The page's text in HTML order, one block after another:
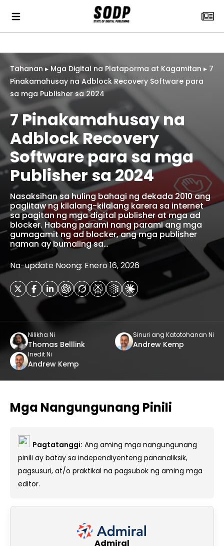
Tahanan ▸ Mga Digital na Plataporma at Kagamitan ▸ 7
Pinakamahusay na Adblock Recovery Software para
sa mga Publisher sa 2024
7 Pinakamahusay na
Adblock Recovery
Software para sa mga
Publisher sa 2024
Nasaksihan sa huling bahagi ng dekada 2010 ang
paglitaw ng kilalang-kilalang karera sa internet
sa pagitan ng mga digital publisher at mga ad
blocker. Habang parami nang parami ang mga
gumagamit ng ad blocker, ang mga publisher
naman ay bumaling sa…
Na-update Noong: Enero 16, 2026
Nilikha Ni
Thomas Belllink
Sinuri ang Katotohanan Ni
Andrew Kemp
Inedit Ni
Andrew Kemp
Mga Nangungunang Pinili
Pagtatanggi: Ang aming mga nangungunang
pinili ay batay sa independiyenteng pananaliksik,
pagsusuri, at/o praktikal na pagsubok ng aming mga
editor.
Admiral